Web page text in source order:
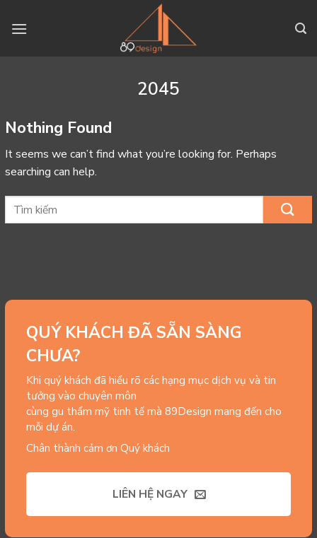
2045
Nothing Found
It seems we can’t find what you’re looking for. Perhaps
searching can help.
QUÝ KHÁCH ĐÃ SẴN SÀNG
CHƯA?
Khi quý khách đã hiểu rõ các hạng mục dịch vụ và tin
tưởng vào chuyên môn
cùng gu thẩm mỹ tinh tế mà 89Design mang đến cho
mỗi dự án.
Chân thành cảm ơn Quý khách
LIÊN HỆ NGAY